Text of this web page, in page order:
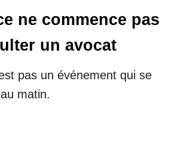
ne commence pas
un avocat
pas un événement qui se
matin.